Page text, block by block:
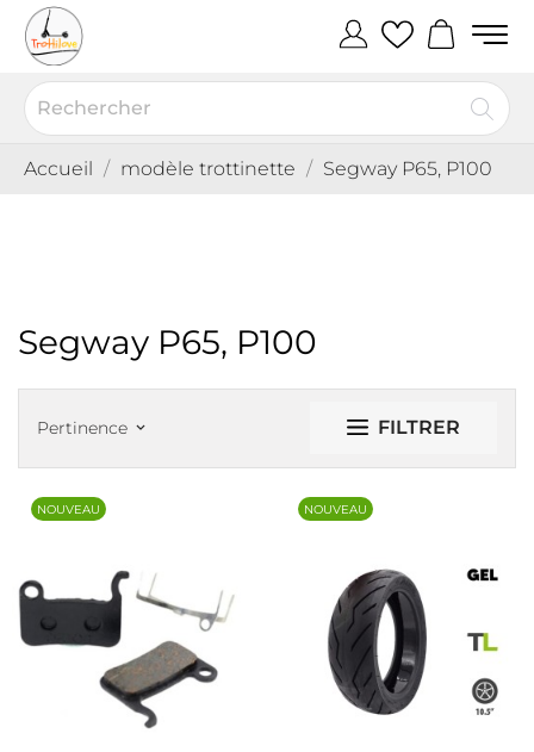
Accueil modèle trottinette Segway P65, P100
Segway P65, P100
Pertinence keyboard_arrow_down FILTRER
NOUVEAU NOUVEAU